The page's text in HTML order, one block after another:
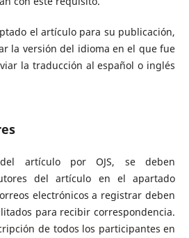
el artículo para su publicación,
la versión del idioma en el que fue
la traducción al español o inglés
artículo por OJS, se deben
del artículo en el apartado
electrónicos a registrar deben
para recibir correspondencia.
de todos los participantes en